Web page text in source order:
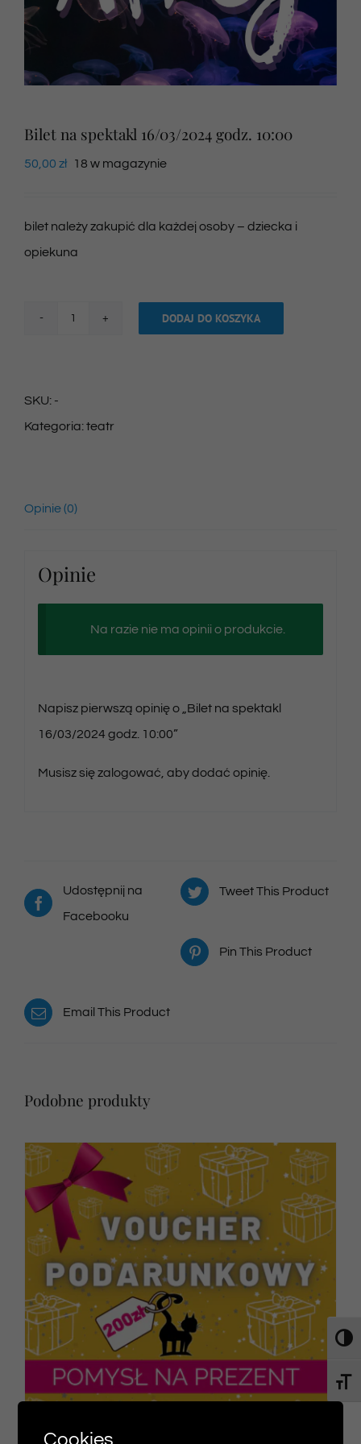
Kontakt
Bilet na spektakl 16/03/2024 godz. 10:00
50,00 zł 18 w magazynie
bilet należy zakupić dla każdej osoby – dziecka i
opiekuna
16/03/2024
DODAJ DO KOSZYKA
SKU: -
Kategoria:teatr
Opinie (0)
Opinie
Na razie nie ma opinii o produkcie.
Napisz pierwszą opinię o „Bilet na spektakl
16/03/2024 godz. 10:00”
Musisz sięzalogować, aby dodać opinię.
Udostępnij na
Facebooku
Tweet This Product
Pin This Product
Email This Product
Podobne produkty
Cookies